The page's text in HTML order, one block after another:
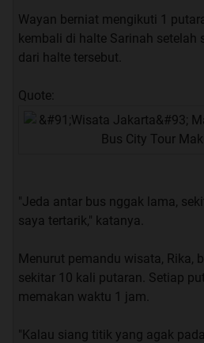
Wayan berniat mengikuti 1
kembali di halte Sarinah setelah
dari halte tersebut.
Quote:
"Jeda antar bus nggak lama,
saya tertarik," katanya.
Menurut pemandu wisata, Rika,
sekitar 10 kali putaran. Setiap
memakan waktu 1 jam.
"Kalau siang titik yang agak